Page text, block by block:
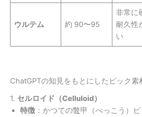
ウルテム 約 90〜95
非常に
耐久性
い
ChatGPTの知見をもとにしたピック
1. セルロイド（Celluloid）
特徴 ：かつての鼈甲（べっこう）